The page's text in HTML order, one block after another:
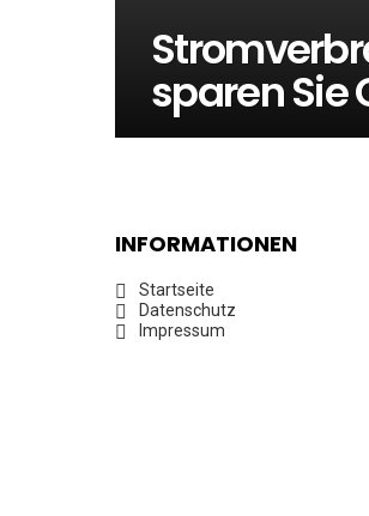
sparen Sie
INFORMATIONEN
Startseite
Datenschutz
Impressum